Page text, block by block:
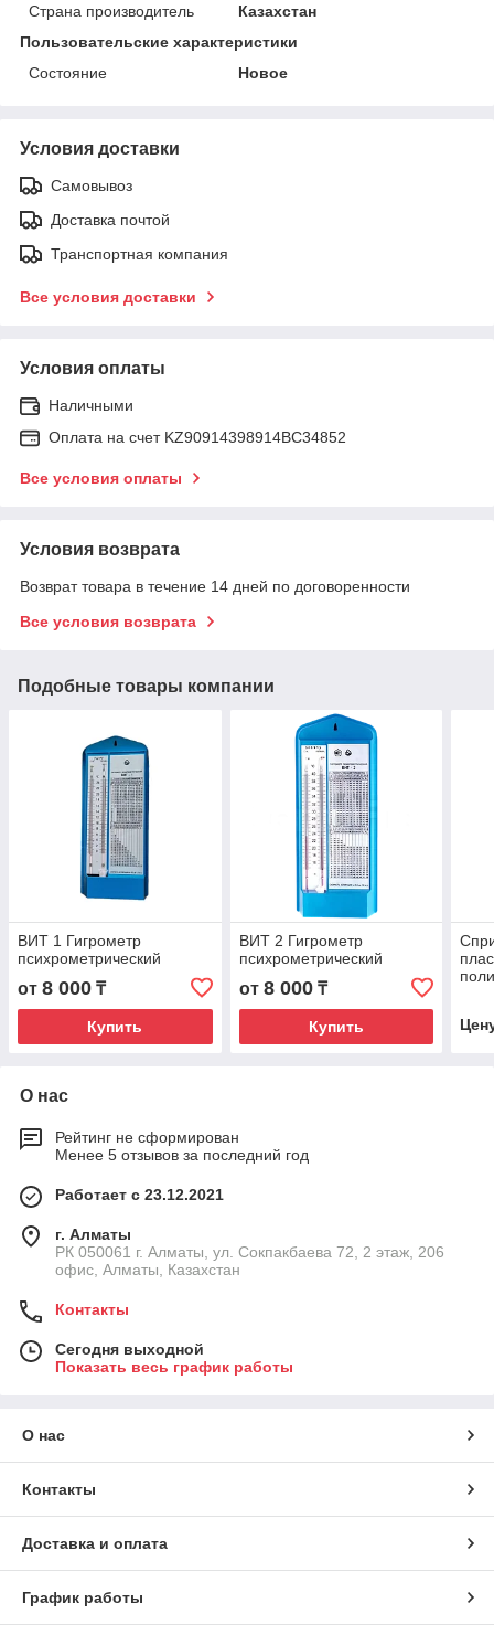
Страна производитель
Казахстан
Пользовательские характеристики
Состояние
Новое
Условия доставки
Самовывоз
Доставка почтой
Транспортная компания
Все условия доставки
Условия оплаты
Наличными
Оплата на счет KZ90914398914ВС34852
Все условия оплаты
Условия возврата
Возврат товара в течение 14 дней по договоренности
Все условия возврата
Подобные товары компании
ВИТ 1 Гигрометр
психрометрический
от 8 000 ₸
Купить
ВИТ 2 Гигрометр
психрометрический
от 8 000₸
Купить
О нас
Рейтинг не сформирован
Менее 5 отзывов за последний год
Работает с 23.12.2021
г. Алматы
РК 050061 г. Алматы, ул. Сокпакбаева 72, 2 этаж, 206
офис, Алматы, Казахстан
Контакты
Сегодня выходной
Показать весь график работы
О нас
Контакты
Доставка и оплата
График работы